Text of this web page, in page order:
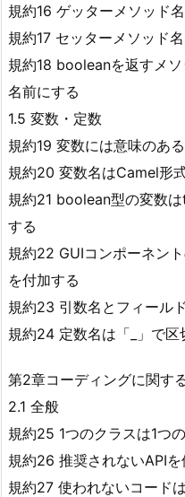
規約16 ゲッターメソッド
規約17 セッターメソッド
規約18 booleanを返すメ
名前にする
1.5 変数・定数
規約19 変数には意味のあ
規約20 変数名はCamel形
規約21 boolean型の変数
する
規約22 GUIコンポーネン
を付加する
規約23 引数名とフィール
規約24 定数名は「_」で
第2章コーディングに関す
2.1 全般
規約25 1つのクラスは1つ
規約26 推奨されないAPI
規約27 使われないコード